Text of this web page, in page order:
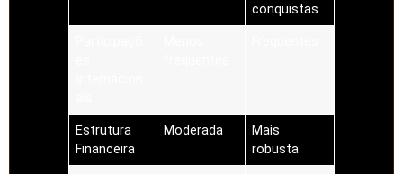
conquistas
Estrutura
Financeira
Moderada
Mais
robusta